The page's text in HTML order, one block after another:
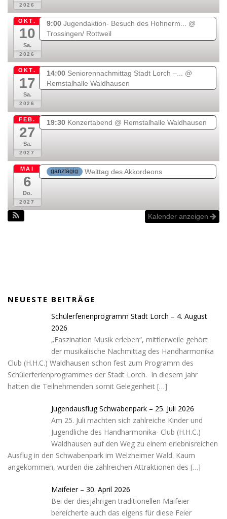
m
c
a
r
2026
OKT.
10
Sa.
2026
9:00 Jugendaktion- Besuch des Hohnerm... @
Trossingen/ Rottweil
OKT.
17
Sa.
2026
14:00 Seniorennachmittag Stadt Lorch –... @
Remstalhalle Waldhausen
FEB.
27
Sa.
2027
19:30 Konzertabend @ Remstalhalle Waldhausen
MAI
6
Do.
2027
ganztägig Welttag des Akkordeons
Kalender anzeigen
NEUESTE BEITRÄGE
Schülerferienprogramm Stadt Lorch – 4. August
2026
„Faszination Musik erleben“, mittlerweile gehört
der musikalische Nachmittag des Handharmonika
Club (H.H.C.) Waldhausen schon fest zum Programm des
Schülerferienprogrammes der Stadt Lorch. In diesem Jahr
hatten die Teilnehmenden somit Gelegenheit […]
Jugendausflug Schwabenpark – 25. Juli 2026
Am 25. Juli machten sich zahlreiche Kinder und
Jugendliche des Handharmonika- Club (H.H.C.)
Waldhausen auf den Weg zu einem erlebnisreichen
Ausflug in den Schwabenpark im Welzheimer Wald. Kaum
angekommen, wurden die zahlreichen Attraktionen des […]
Maifeier – 30. April 2026
Bei der diesjährigen traditionellen Maifeier
bereicherte auch das eigens für diese Feier